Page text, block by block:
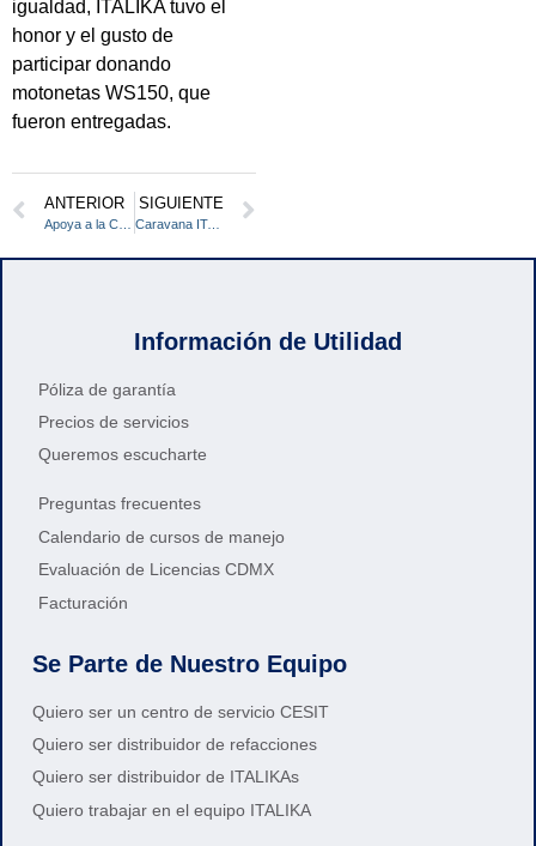
igualdad, ITALIKA tuvo el
honor y el gusto de
participar donando
motonetas WS150, que
fueron entregadas.
ANTERIOR SIGUIENTE
Caravana ITALIKA en Aguascalientes este 23 de Mayo
Información de Utilidad
Póliza de garantía
Precios de servicios
Queremos escucharte
Preguntas frecuentes
Calendario de cursos de manejo
Evaluación de Licencias CDMX
Facturación
Se Parte de Nuestro Equipo
Quiero ser un centro de servicio CESIT
Quiero ser distribuidor de refacciones
Quiero ser distribuidor de ITALIKAs
Quiero trabajar en el equipo ITALIKA